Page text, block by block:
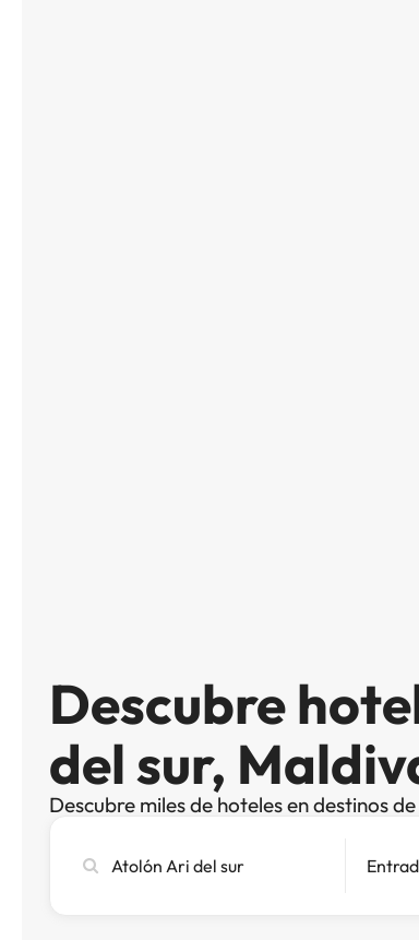
Descubre
del sur,
Descubre miles de hoteles en destinos
ciudad,